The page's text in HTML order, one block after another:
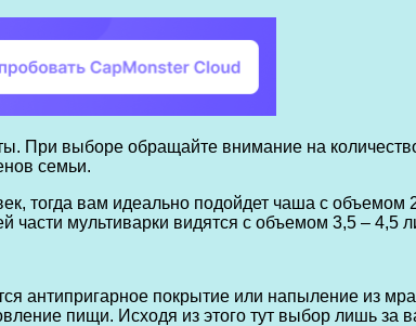
При выборе обращайте внимание на
семьи.
тогда вам идеально подойдет чаша с
части мультиварки видятся с объемом 3,5 – 4,5
антипригарное покрытие или напыление из
пищи. Исходя из этого тут выбор лишь за